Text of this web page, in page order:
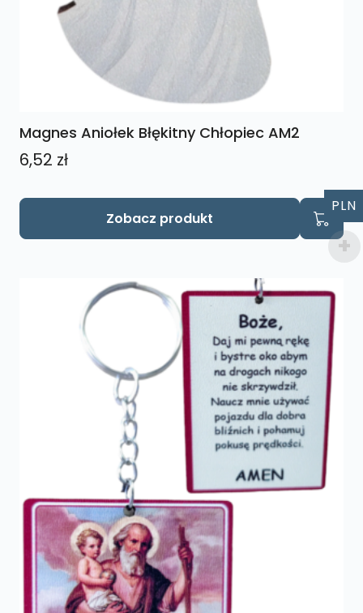
Magnes Aniołek Błękitny Chłopiec AM2
6,52 zł
Zobacz produkt
PLN